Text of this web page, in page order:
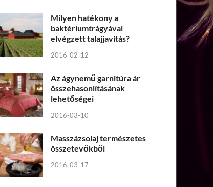
Milyen hatékony a
baktériumtrágyával
elvégzett talajjavítás?
2016-02-12
Az ágynemű garnitúra ár
összehasonlításának
lehetőségei
2016-03-10
Masszázsolaj természetes
összetevőkből
2016-03-17